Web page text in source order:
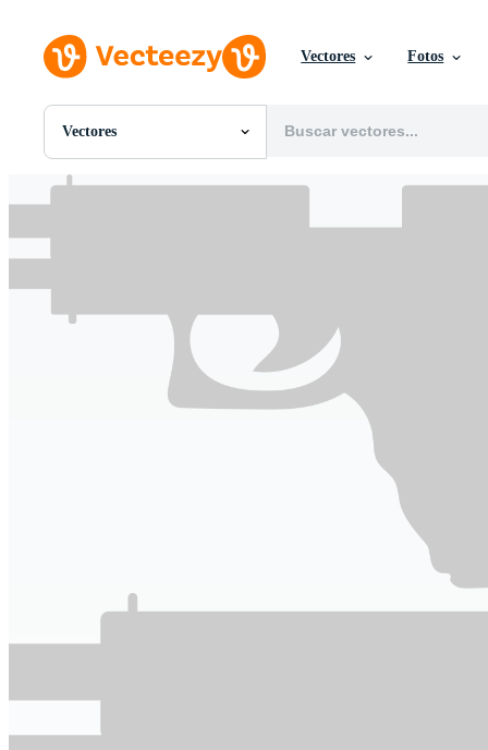
Vectores Fotos
Vectores
Todas Imágenes
Fotos
Videos
Gráficos en Movimiento
Imágenes Editoriales
Eventos Editoriales